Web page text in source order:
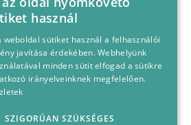
HUNGARIAN
használ
weboldal sütiket használ a felhasználói
javítása érdekében. Webhelyünk
minden sütit elfogad a sütikre
irányelveinknek megfelelően.
SZIGORÚAN SZÜKSÉGES